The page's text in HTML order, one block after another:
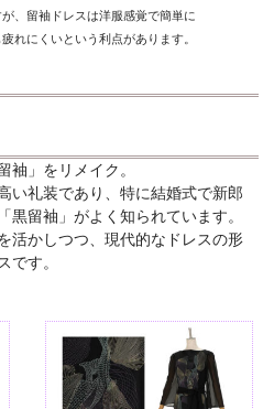
、留袖ドレスは洋服感覚で簡単に
れにくいという利点があります。
袖」をリメイク。
い礼装であり、特に結婚式で新郎
黒留袖」がよく知られています。
活かしつつ、現代的なドレスの形
です。